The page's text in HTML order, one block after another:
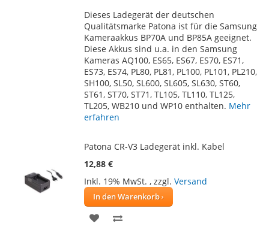
HINZUFÜGEN
HINZUFÜGEN
Dieses Ladegerät der deutschen
Qualitätsmarke Patona ist für die Samsung
Kameraakkus BP70A und BP85A geeignet.
Diese Akkus sind u.a. in den Samsung
Kameras AQ100, ES65, ES67, ES70, ES71,
ES73, ES74, PL80, PL81, PL100, PL101, PL210,
SH100, SL50, SL600, SL605, SL630, ST60,
ST61, ST70, ST71, TL105, TL110, TL125,
TL205, WB210 und WP10 enthalten. Mehr
erfahren
Patona CR-V3 Ladegerät inkl. Kabel
12,88 €
Inkl. 19% MwSt. , zzgl. Versand
In den Warenkorb
ZUR